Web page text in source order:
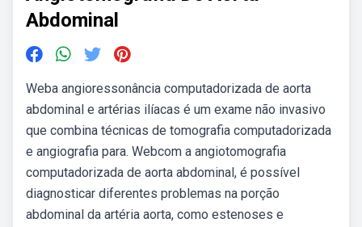
Abdominal
Weba angioressonância computadorizada de aorta
abdominal e artérias ilíacas é um exame não invasivo
que combina técnicas de tomografia computadorizada
e angiografia para. Webcom a angiotomografia
computadorizada de aorta abdominal, é possível
diagnosticar diferentes problemas na porção
abdominal da artéria aorta, como estenoses e